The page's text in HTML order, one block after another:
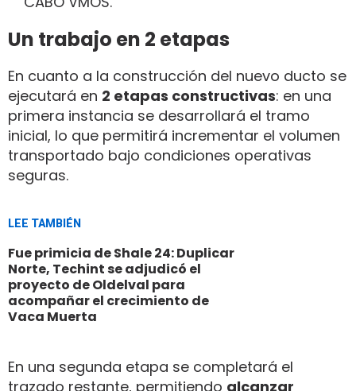
Un trabajo en 2 etapas
En cuanto a la construcción del nuevo ducto se
ejecutará en 2 etapas constructivas: en una
primera instancia se desarrollará el tramo
inicial, lo que permitirá incrementar el volumen
transportado bajo condiciones operativas
seguras.
LEE TAMBIÉN
Fue primicia de Shale 24: Duplicar
Norte, Techint se adjudicó el
proyecto de Oldelval para
acompañar el crecimiento de
Vaca Muerta
En una segunda etapa se completará el
trazado restante, permitiendo alcanzar